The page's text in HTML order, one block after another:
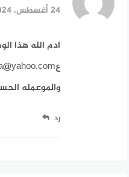
24 أغسطس، 2024 - 12:23 م
ادم الله هذا
والموعمله
رد